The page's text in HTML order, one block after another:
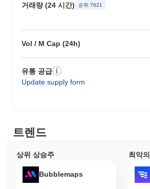
거래량 (24 시간) 순위 7621
Vol / M Cap (24h)
유통 공급
Update supply form
을 받을 기회를 제공할 수 있습니다. 핵심
거버넌스 참여를 촉진하여 보유자가 프로
향을 미치는 제안에 투표할 수 있도록 합
근 방식은 커뮤니티를 강화하고 사용자가
생태계는 CraftCoin을 수용하는 다양한 지
용자가 자산을 관리하고 거래에 참여할
다. 전반적으로 CraftCoin의 다양한 기능
CraftCoin은 여전히 활동적이거나
동적이며, 거래 속도와 보안 기능을 향상시
재 다양한 분산형 애플리케이션(dApps)과
하고 다른 블록체인 프로젝트와의 파트너
트렌드
상위 상승주
Bubblemaps
최악